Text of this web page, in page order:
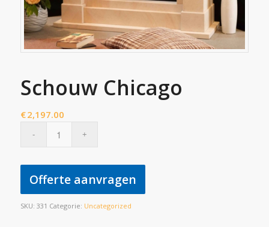
Schouw Chicago
€2,197.00
Offerte aanvragen
SKU: 331 Categorie: Uncategorized